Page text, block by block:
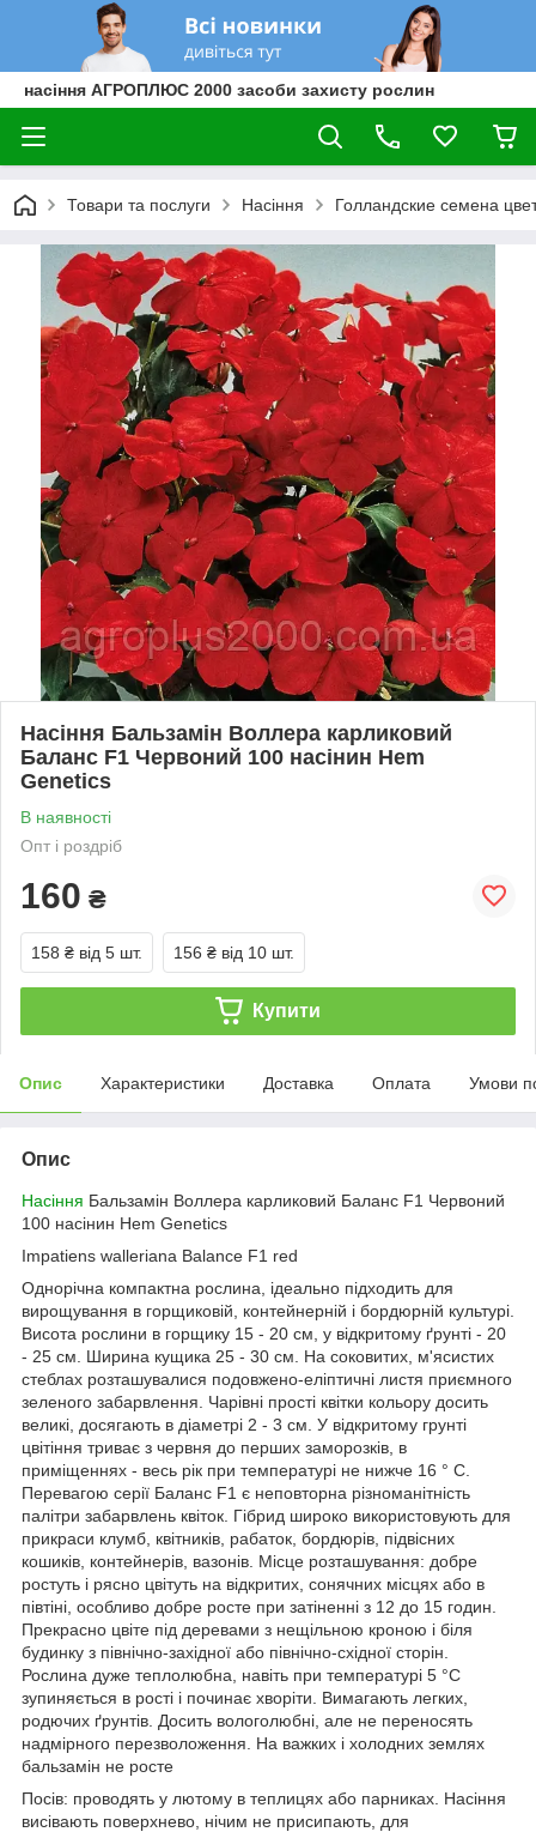
насіння АГРОПЛЮС 2000 засоби захисту рослин
Товари та послуги Насіння Голландские семена
Насіння Бальзамін Воллера карликовий
Баланс F1 Червоний 100 насінин Hem
Genetics
В наявності
Опт і роздріб
160 ₴
158 ₴ від 5 шт. 156 ₴ від 10 шт.
Купити
Опис Характеристики Доставка Оплата Умови
Опис
Насіння Бальзамін Воллера карликовий Баланс F1 Червоний
100 насінин Hem Genetics
Impatiens walleriana Balance F1 red
Однорічна компактна рослина, ідеально підходить для
вирощування в горщиковій, контейнерній і бордюрній культурі.
Висота рослини в горщику 15 - 20 см, у відкритому ґрунті - 20
- 25 см. Ширина кущика 25 - 30 см. На соковитих, м'ясистих
стеблах розташувалися подовжено-еліптичні листя приємного
зеленого забарвлення. Чарівні прості квітки кольору досить
великі, досягають в діаметрі 2 - 3 см. У відкритому грунті
цвітіння триває з червня до перших заморозків, в
приміщеннях - весь рік при температурі не нижче 16 ° С.
Перевагою серії Баланс F1 є неповторна різноманітність
палітри забарвлень квіток. Гібрид широко використовують для
прикраси клумб, квітників, рабаток, бордюрів, підвісних
кошиків, контейнерів, вазонів. Місце розташування: добре
ростуть і рясно цвітуть на відкритих, сонячних місцях або в
півтіні, особливо добре росте при затіненні з 12 до 15 годин.
Прекрасно цвіте під деревами з нещільною кроною і біля
будинку з північно-західної або північно-східної сторін.
Рослина дуже теплолюбна, навіть при температурі 5 °С
зупиняється в рості і починає хворіти. Вимагають легких,
родючих ґрунтів. Досить вологолюбні, але не переносять
надмірного перезволоження. На важких і холодних землях
бальзамін не росте
Посів: проводять у лютому в теплицях або парниках. Насіння
висівають поверхнево, нічим не присипають, для